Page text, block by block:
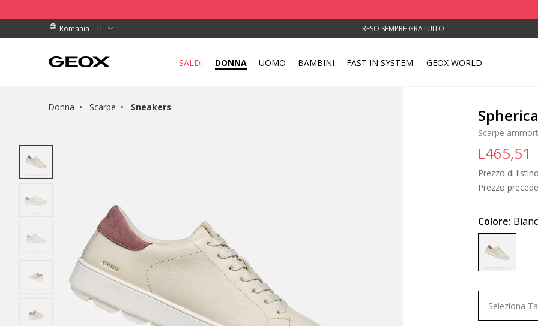
Romania
IT
SUPERIORI A L 450 RESO SEMPRE GRATUITO
SUPERIORI A L 450
SALDI DONNA UOMO BAMBINI FAST IN SYSTEM GEOX WORLD
Donna Scarpe Sneakers
Scarpe
Prezzo
Prezzo di
L465,51
Colore:
Seleziona